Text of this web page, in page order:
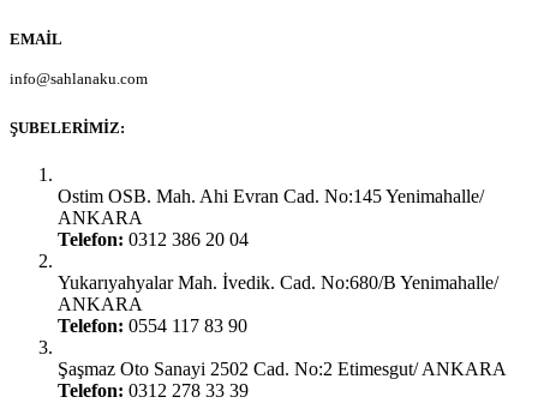
EMAIL
info@sahlanaku.com
ŞUBELERIMIZ:
Ostim OSB. Mah. Ahi Evran Cad. No:145 Yenimahalle/
ANKARA
Telefon: 0312 386 20 04
Yukarıyahyalar Mah. İvedik. Cad. No:680/B Yenimahalle/
ANKARA
Telefon: 0554 117 83 90
Şaşmaz Oto Sanayi 2502 Cad. No:2 Etimesgut/ ANKARA
Telefon: 0312 278 33 39